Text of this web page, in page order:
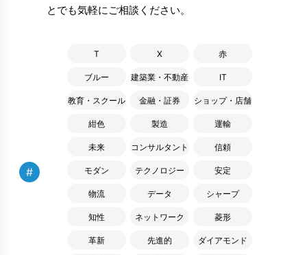
とでも気軽にご相談ください。
#
T X 赤
ブルー 建築業・不動産 IT
教育・スクール 金融・証券 ショップ・店舗
紺色 製造 運輸
未来 コンサルタント 信頼
モダン テクノロジー 安定
物流 データ シャープ
知性 ネットワーク 菱形
革新 先進的 ダイアモンド